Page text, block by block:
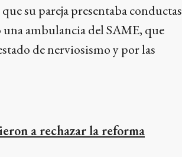
su pareja presentaba conductas
una ambulancia del SAME, que
de nerviosismo y por las
a rechazar la reforma